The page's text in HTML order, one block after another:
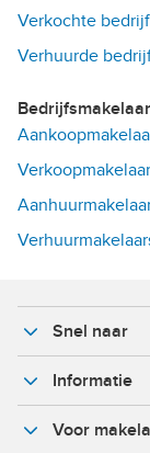
Verkochte
Verhuurde
Snel naar
Informatie
Voor